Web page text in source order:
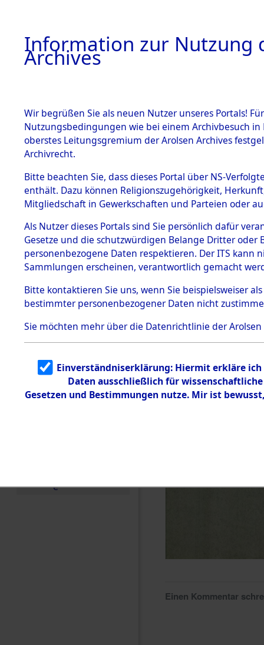
BESTÄNDE
1.
mente
5. Verschiedenes
5.3
Todesmärsche
5.3.1 Alliierte
Erhebungen
zu
Todesmärsch
en
5.3.2
Identifizierun
g
5.3.3
Todesmärsch
e
→0105
Einen Kommentar
Information zur Nutzung
Archives
Wir begrüßen Sie als neuen Nutzer unseres Portals!
Nutzungsbedingungen wie bei einem Archivbesuch
oberstes Leitungsgremium der Arolsen Archives
Archivrecht.
Bitte beachten Sie, dass dieses Portal über NS-
enthält. Dazu können Religionszugehörigkeit,
Mitgliedschaft in Gewerkschaften und Parteien oder
Als Nutzer dieses Portals sind Sie persönlich dafür
Gesetze und die schutzwürdigen Belange Dritter
personenbezogene Daten respektieren. Der ITS
Sammlungen erscheinen, verantwortlich gemacht
Bitte kontaktieren Sie uns, wenn Sie beispielsweiser
bestimmter personenbezogener Daten nicht
Sie möchten mehr über die Datenrichtlinie der Arolsen
Einverständniserklärung: Hiermit erkläre
Daten ausschließlich für
Gesetzen und Bestimmungen nutze. Mir ist